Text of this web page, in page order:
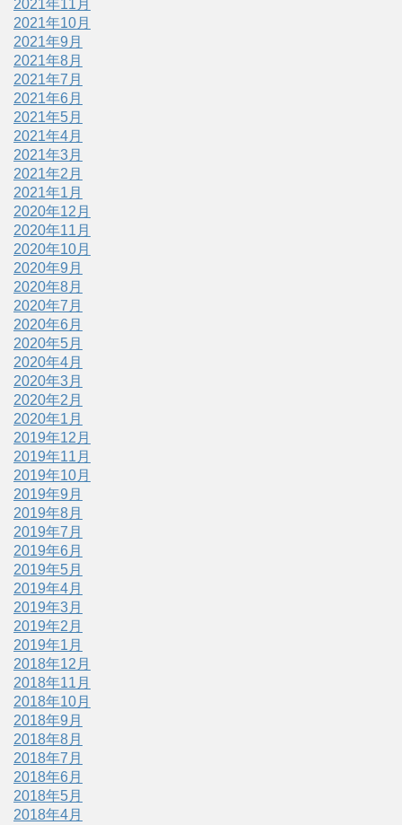
2021年11月
2021年10月
2021年9月
2021年8月
2021年7月
2021年6月
2021年5月
2021年4月
2021年3月
2021年2月
2021年1月
2020年12月
2020年11月
2020年10月
2020年9月
2020年8月
2020年7月
2020年6月
2020年5月
2020年4月
2020年3月
2020年2月
2020年1月
2019年12月
2019年11月
2019年10月
2019年9月
2019年8月
2019年7月
2019年6月
2019年5月
2019年4月
2019年3月
2019年2月
2019年1月
2018年12月
2018年11月
2018年10月
2018年9月
2018年8月
2018年7月
2018年6月
2018年5月
2018年4月